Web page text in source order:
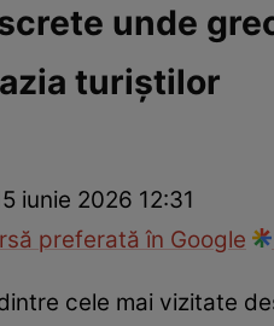
TehnologieNațional
unde
turiștilor
iunie 2026 12:31
preferată în Google
cele mai vizitate